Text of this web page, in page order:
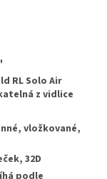
RL Solo Air
z vidlice
vložkované,
32D